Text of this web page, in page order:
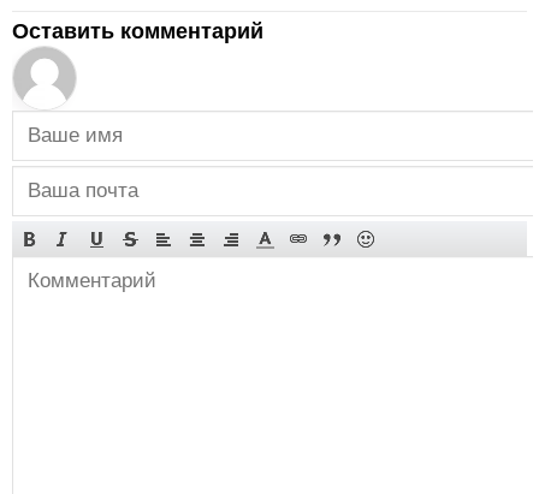
Оставить комментарий